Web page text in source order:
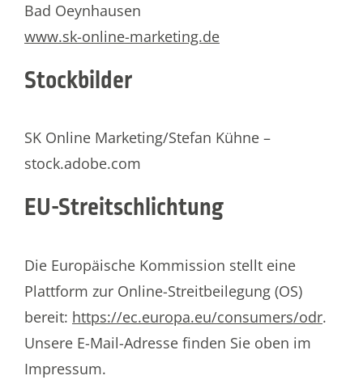
Bad Oeynhausen
www.sk-online-marketing.de
Stockbilder
SK Online Marketing/Stefan Kühne –
stock.adobe.com
EU-Streitschlichtung
Die Europäische Kommission stellt eine
Plattform zur Online-Streitbeilegung (OS)
bereit: https://ec.europa.eu/consumers/odr.
Unsere E-Mail-Adresse finden Sie oben im
Impressum.